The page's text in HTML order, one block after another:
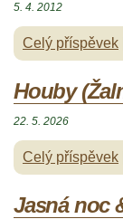
5. 4. 2012
Celý příspěvek
Houby
22. 5. 2026
Celý příspěvek
Jasná noc